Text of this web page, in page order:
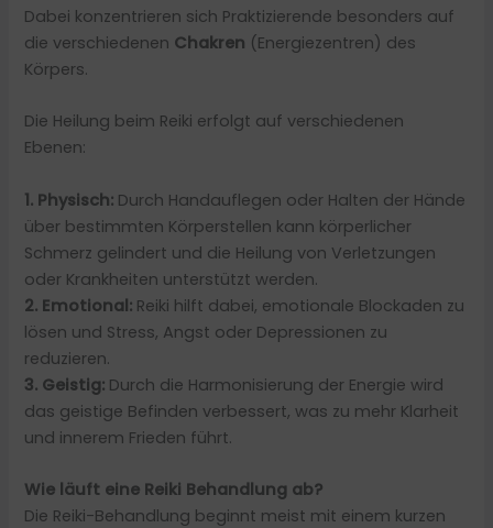
Dabei konzentrieren sich Praktizierende besonders auf
die verschiedenen Chakren (Energiezentren) des
Körpers.
Die Heilung beim Reiki erfolgt auf verschiedenen
Ebenen:
1. Physisch: Durch Handauflegen oder Halten der Hände
über bestimmten Körperstellen kann körperlicher
Schmerz gelindert und die Heilung von Verletzungen
oder Krankheiten unterstützt werden.
2. Emotional: Reiki hilft dabei, emotionale Blockaden zu
lösen und Stress, Angst oder Depressionen zu
reduzieren.
3. Geistig: Durch die Harmonisierung der Energie wird
das geistige Befinden verbessert, was zu mehr Klarheit
und innerem Frieden führt.
Wie läuft eine Reiki Behandlung ab?
Die Reiki-Behandlung beginnt meist mit einem kurzen